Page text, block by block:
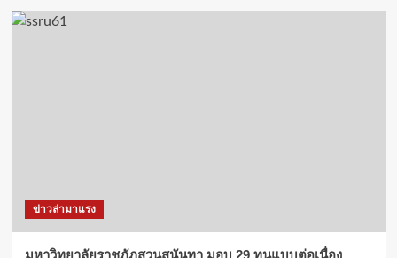
ข่าวล่ามาแรง
มหาวิทยาลัยราชภัฏสวนสุนันทา มอบ 29 ทุนแบบต่อเนื่อง